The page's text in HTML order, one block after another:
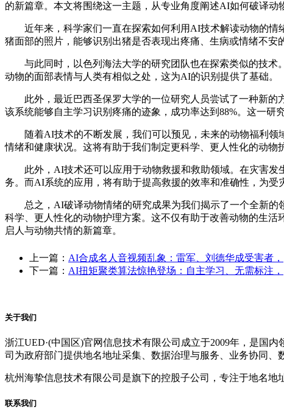
的新篇章。本文将围绕这一主题，从专业角度阐述AI如何破译动
近年来，科学家们一直在探索如何利用AI技术解读动物的情
猪面部的照片，能够识别出猪是否表现出疼痛、生病或情绪不
与此同时，以色列海法大学的研究团队也在探索类似的技术
动物的面部表情与人类有相似之处，这为AI的识别提供了基础。
此外，最近巴西圣保罗大学的一位研究人员尝试了一种新的
该系统能够自主学习识别疼痛的迹象，成功率达到88%。这一研
随着AI技术的不断发展，我们可以预见，未来的动物福利领
情绪和健康状况。这将有助于我们制定更科学、更人性化的动物
此外，AI技术还可以应用于动物救援和救助领域。在灾害发
务。而AI系统的应用，将有助于提高救援的效率和准确性，为受
总之，AI破译动物情绪的研究成果为我们揭示了一个全新的
科学、更人性化的动物护理方案。这不仅有助于改善动物的生
启人与动物共情的新篇章。
上一篇： AI合成名人音视频乱象：雷军、刘德华成受害者，
下一篇： AI扭矩聚类算法惊艳登场：自主学习、无需标注，
关于我们
浙江UED·(中国区)官网信息技术有限公司成立于2009年，是国
司为政府部门提供地名地址采集、数据治理与服务、业务协同
杭州海挚信息技术有限公司是旗下的控股子公司，专注于地名地
联系我们